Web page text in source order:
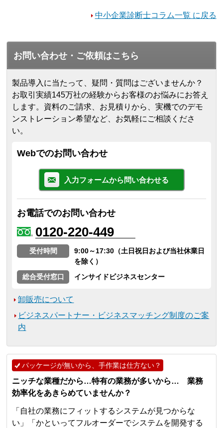
中小企業診断士コラム一覧 に戻る
お問い合わせ・ご依頼はこちら
製品導入に当たって、疑問・質問はございませんか？
お取引実績145万社の経験からお客様のお悩みにお答え
します。 資料のご請求、お見積りから、実機でのデモ
ンストレーション希望など、お気軽にご相談くださ
い。
Webでのお問い合わせ
入力フォームから問い合わせる
お電話でのお問い合わせ
0120-220-449
受付時間
9:00～17:30（土日祝日および当社休業日
を除く）
総合受付窓口
インサイドビジネスセンター
卸販売について
ビジネスパートナー・ビジネスマッチング制度のご案
内
パッケージが無いから、手作業は仕方ない？
ニッチな業種だから…特有の業務が多いから… 業務
効率化をあきらめていませんか？
「自社の業務にフィットするシステムが見つからな
い」「かといってフルオーダーでシステムを開発する